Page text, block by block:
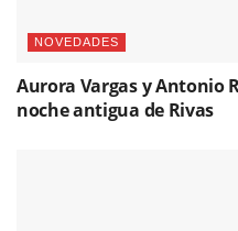
NOVEDADES
Aurora Vargas y Antonio
noche antigua de Rivas